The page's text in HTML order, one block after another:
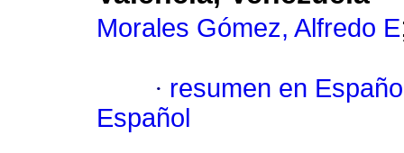
Morales Gómez, Alfredo E
· resumen en
Español